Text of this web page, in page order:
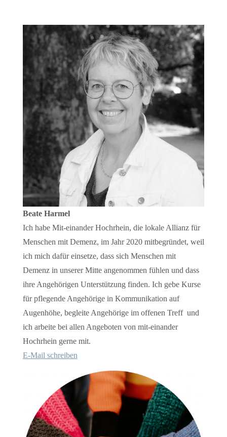
Beate Harmel
Ich habe Mit-einander Hochrhein, die lokale Allianz für
Menschen mit Demenz, im Jahr 2020 mitbegründet, weil
ich mich dafür einsetze, dass sich Menschen mit
Demenz in unserer Mitte angenommen fühlen und dass
ihre Angehörigen Unterstützung finden. Ich gebe Kurse
für pflegende Angehörige in Kommunikation auf
Augenhöhe, begleite Angehörige im offenen Treff und
ich arbeite bei allen Angeboten von mit-einander
Hochrhein gerne mit.
E-Mail schreiben